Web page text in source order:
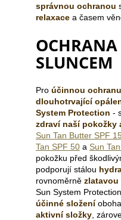
správnou ochranou
relaxace a časem
OCHRANA
SLUNCEM
Pro účinnou
dlouhotrvající
System Protection -
zdraví naší pokožky
Sun Tan Butter SPF
Tan SPF 50 a Sun
pokožku před
podporují stálou
rovnoměrně
Sun System
účinné složení
aktivní složky ,